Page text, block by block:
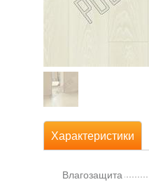
Характеристики
Влагозащита